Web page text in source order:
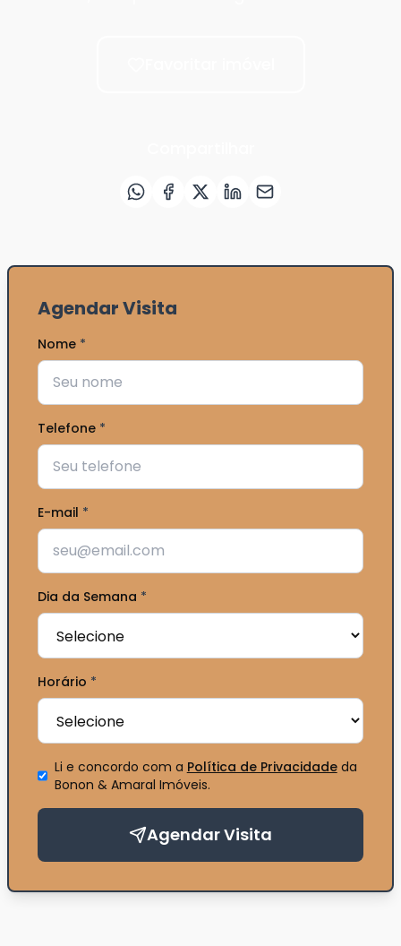
Agendar Visita
Nome *
Telefone *
E-mail *
Dia da Semana *
Horário *
Li e concordo com a Política de Privacidadeda
Bonon & Amaral Imóveis.
Agendar Visita